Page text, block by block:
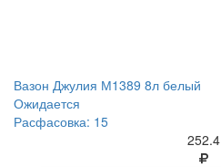
Вазон Джулия М1389 8л белый
Ожидается
Расфасовка: 15
252.4